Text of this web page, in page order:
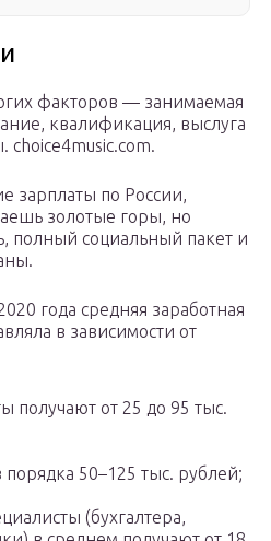
факторов — занимаемая
квалификация, выслуга
choice4music.com.
зарплаты по России,
золотые горы, но
полный социальный пакет и
года средняя заработная
в зависимости от
получают от 25 до 95 тыс.
50–125 тыс. рублей;
(бухгалтера,